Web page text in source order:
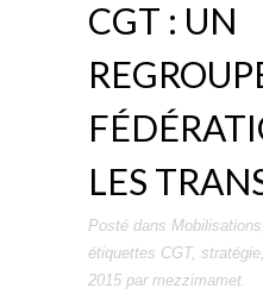
CGT : UN
LES
Posté dans Mobilisations
étiquettes CGT, stratégie,
2015 par mezzimamet.